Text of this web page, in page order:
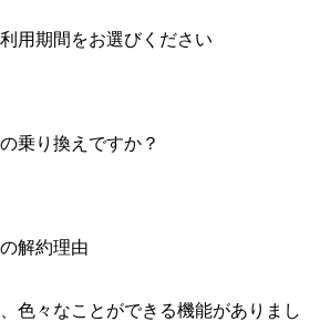
用期間をお選びください
乗り換えですか？
解約理由
色々なことができる機能がありまし